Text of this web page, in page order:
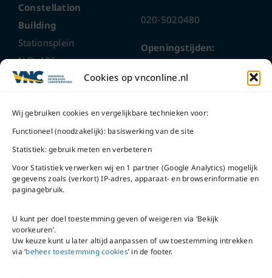
Cookies op vnconline.nl
Wij gebruiken cookies en vergelijkbare technieken voor:
Functioneel (noodzakelijk): basiswerking van de site
Statistiek: gebruik meten en verbeteren
Voor Statistiek verwerken wij en 1 partner (Google Analytics) mogelijk
gegevens zoals (verkort) IP-adres, apparaat- en browserinformatie en
paginagebruik.
U kunt per doel toestemming geven of weigeren via ‘Bekijk
voorkeuren’.
Uw keuze kunt u later altijd aanpassen of uw toestemming intrekken
via ‘beheer toestemming cookies’ in de footer.
Constellation
Building
Stationsplein
N.O. 406
1117 CL
Bel ons
Mail ons
020-5020480
Openingstijden:
ma t/m do
Na openingstijden
bereikbaar via
5020480
VNC Statuten
version